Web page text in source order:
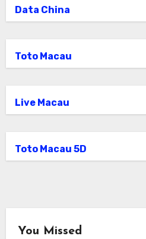
Data China
Toto Macau
Live Macau
Toto Macau 5D
You Missed